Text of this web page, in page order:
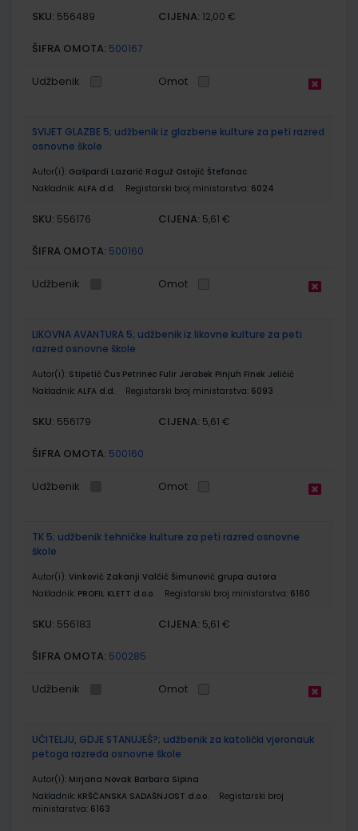
SKU: 556489 CIJENA: 12,00 €
ŠIFRA OMOTA: 500167
Udžbenik Omot
SVIJET GLAZBE 5; udžbenik iz glazbene kulture za peti razred
osnovne škole
Autor(i): Gašpardi Lazarić Raguž Ostojić Štefanac
Nakladnik: ALFA d.d. Registarski broj ministarstva: 6024
SKU: 556176 CIJENA: 5,61 €
ŠIFRA OMOTA: 500160
Udžbenik Omot
LIKOVNA AVANTURA 5; udžbenik iz likovne kulture za peti
razred osnovne škole
Autor(i): Stipetić Čus Petrinec Fulir Jerabek Pinjuh Finek Jeličić
Nakladnik: ALFA d.d. Registarski broj ministarstva: 6093
SKU: 556179 CIJENA: 5,61 €
ŠIFRA OMOTA: 500160
Udžbenik Omot
TK 5; udžbenik tehničke kulture za peti razred osnovne
škole
Autor(i): Vinković Zakanji Valčić Šimunović grupa autora
Nakladnik: PROFIL KLETT d.o.o. Registarski broj ministarstva: 6160
SKU: 556183 CIJENA: 5,61 €
ŠIFRA OMOTA: 500285
Udžbenik Omot
UČITELJU, GDJE STANUJEŠ?; udžbenik za katolički vjeronauk
petoga razreda osnovne škole
Autor(i): Mirjana Novak Barbara Sipina
Nakladnik: KRŠĆANSKA SADAŠNJOST d.o.o.
Registarski broj
ministarstva: 6163